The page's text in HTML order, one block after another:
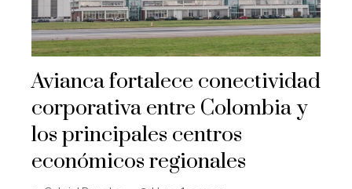
Avianca fortalece conectividad
corporativa entre Colombia y
los principales centros
económicos regionales